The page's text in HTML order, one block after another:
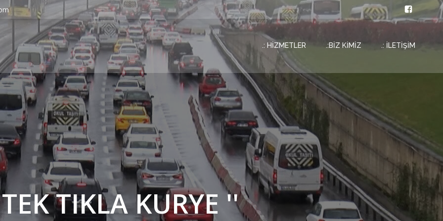
.: HİZMETLER .:BİZ KİMİZ .: İLETİŞİM
TIKLA KURYE ''